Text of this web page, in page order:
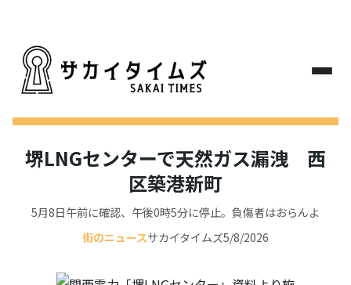
堺LNGセンターで天然ガス漏洩 西
区築港新町
5月8日午前に確認、午後0時5分に停止。負傷者はおらんよ
街のニュースサカイタイムズ5/8/2026